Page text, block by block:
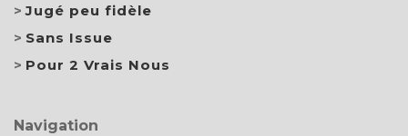
Jugé peu fidèle
Sans Issue
Pour 2 Vrais Nous
Navigation